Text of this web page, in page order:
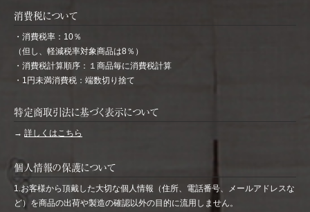
消費税について
・消費税率：10％
（但し、軽減税率対象商品は8％）
・消費税計算順序：１商品毎に消費税計算
・1円未満消費税：端数切り捨て
特定商取引法に基づく表示について
→ 詳しくはこちら
個人情報の保護について
1.お客様から頂戴した大切な個人情報（住所、電話番号、メールアドレスな
ど）を商品の出荷や製造の確認以外の目的に流用しません。